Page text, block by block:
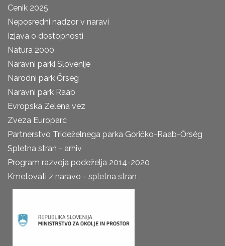
Cenik 2025
Neposredni nadzor v naravi
Izjava o dostopnosti
Natura 2000
Naravni parki Slovenije
Narodni park Őrseg
Naravni park Raab
Evropska Zelena vez
Zveza Europarc
Partnerstvo Trideželnega parka Goričko-Raab-Őrség
Spletna stran - arhiv
Program razvoja podeželja 2014-2020
Kmetovati z naravo - spletna stran